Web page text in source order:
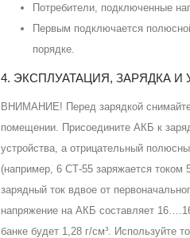
Потребители, подключенные
Первым подключается
порядке.
4. ЭКСПЛУАТАЦИЯ, ЗАРЯДКА И
ВНИМАНИЕ! Перед зарядкой снимайте
помещении. Присоедините АКБ к
устройства, а отрицательный
(например, 6 СТ-55 заряжается
зарядный ток вдвое от
напряжение на АКБ составляет
банке будет 1,28 г/см³. Используйте